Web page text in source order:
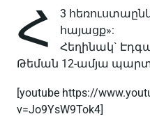
Հ
3
հայացք»:
Հեղինակ`
Թեման 12-ամյա
[youtube https://
v=Jo9YsW9Tok4]